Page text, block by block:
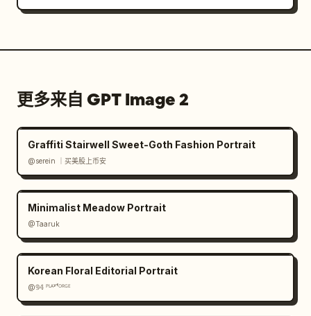
更多来自 GPT Image 2
Graffiti Stairwell Sweet-Goth Fashion Portrait
@serein ｜买美股上币安
Minimalist Meadow Portrait
@Taaruk
Korean Floral Editorial Portrait
@𝟡𝟜 ᴾᴸᴬʸᶠᴼᴿᴳᴱ